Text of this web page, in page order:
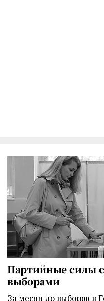
Партийные силы
выборами
За месяц до выборов в